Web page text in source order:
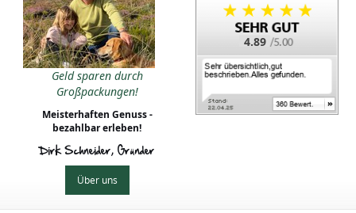
Geld sparen durch
Großpackungen!
Meisterhaften Genuss -
bezahlbar erleben!
Dirk Schneider, Gründer
Über uns
4.89